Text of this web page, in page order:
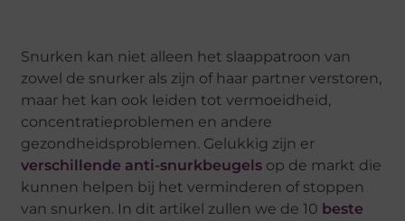
Snurken kan niet alleen het slaappatroon van
zowel de snurker als zijn of haar partner verstoren,
maar het kan ook leiden tot vermoeidheid,
concentratieproblemen en andere
gezondheidsproblemen. Gelukkig zijn er
verschillende anti-snurkbeugels op de markt die
kunnen helpen bij het verminderen of stoppen
van snurken. In dit artikel zullen we de 10 beste